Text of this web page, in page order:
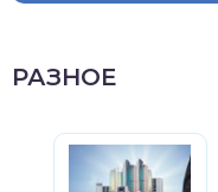
РАЗНОЕ